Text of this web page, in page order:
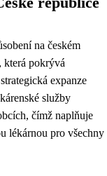
na českém
která pokrývá
expanze
služby
čímž naplňuje
lékárnou pro všechny